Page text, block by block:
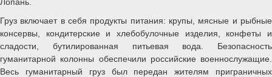
Груз включает в себя продукты питания: крупы, мясные и рыбные
консервы, кондитерские и хлебобулочные изделия, конфеты и
сладости, бутилированная питьевая вода. Безопасность
гуманитарной колонны обеспечили российские военнослужащие.
Весь гуманитарный груз был передан жителям приграничных